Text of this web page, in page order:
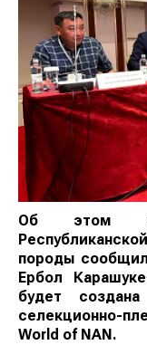
Об этом
породы
Ербол
будет
селекционно-
World of NAN.